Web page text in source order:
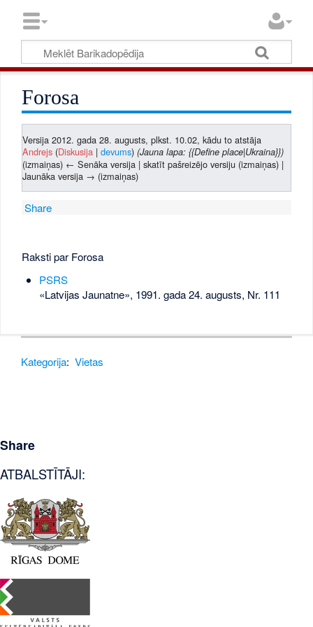
Forosa
Versija 2012. gada 28. augusts, plkst. 10.02, kādu to atstāja
Andrejs (Diskusija |devums) (Jauna lapa: {{Define place|Ukraina}})
(izmaiņas) ← Senāka versija | skatīt pašreizējo versiju (izmaiņas) |
Jaunāka versija → (izmaiņas)
Share
Raksti par Forosa
PSRS
«Latvijas Jaunatne», 1991. gada 24. augusts, Nr. 111
Kategorija: Vietas
Share
ATBALSTĪTĀJI: